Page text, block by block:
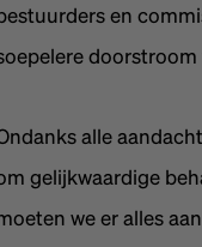
en
doorstroom
alle
gelijkwaardige
we er alles